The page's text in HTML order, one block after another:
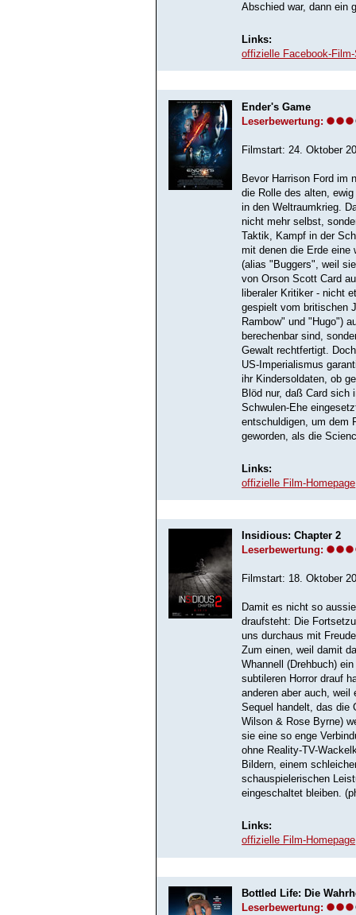
Abschied war, dann ein
Links:
offizielle Facebook-
Ender's Game
Leserbewertung:
Filmstart: 24. Oktober
Bevor Harrison Ford im
die Rolle des alten,
in den Weltraumkrieg.
nicht mehr selbst,
Taktik, Kampf in der
mit denen die Erde eine
(alias "Buggers", weil
von Orson Scott Card
liberaler Kritiker - nicht
gespielt vom britischen
Rambow" und "Hugo")
berechenbar sind,
Gewalt rechtfertigt.
US-Imperialismus
ihr Kindersoldaten, ob
Blöd nur, daß Card sich
Schwulen-Ehe
entschuldigen, um dem
geworden, als die
Links:
offizielle Film-Homepage
Insidious: Chapter 2
Leserbewertung:
Filmstart: 18. Oktober
Damit es nicht so
draufsteht: Die
uns durchaus mit
Zum einen, weil damit
Whannell (Drehbuch)
subtileren Horror drauf
anderen aber auch,
Sequel handelt, das die
Wilson & Rose Byrne)
sie eine so enge
ohne Reality-TV-
Bildern, einem
schauspielerischen
eingeschaltet bleiben.
Links:
offizielle Film-Homepage
Bottled Life: Die
Leserbewertung: